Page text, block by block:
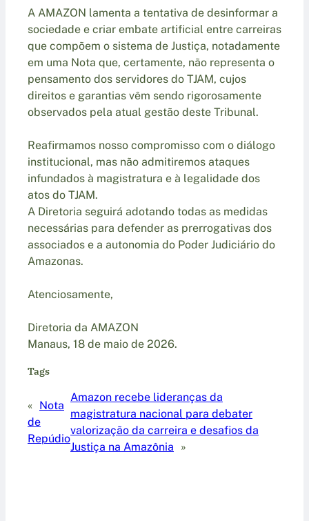
A AMAZON lamenta a tentativa de desinformar a
sociedade e criar embate artificial entre carreiras
que compõem o sistema de Justiça, notadamente
em uma Nota que, certamente, não representa o
pensamento dos servidores do TJAM, cujos
direitos e garantias vêm sendo rigorosamente
observados pela atual gestão deste Tribunal.
Reafirmamos nosso compromisso com o diálogo
institucional, mas não admitiremos ataques
infundados à magistratura e à legalidade dos
atos do TJAM.
A Diretoria seguirá adotando todas as medidas
necessárias para defender as prerrogativas dos
associados e a autonomia do Poder Judiciário do
Amazonas.
Atenciosamente,
Diretoria da AMAZON
Manaus, 18 de maio de 2026.
Tags
« Nota
de
Repúdio
Amazon recebe lideranças da
magistratura nacional para debater
valorização da carreira e desafios da
Justiça na Amazônia
»